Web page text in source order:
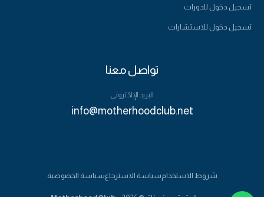
تسجيل دخول للدورات
تسجيل دخول للاستشارات
تواصل معنا
البريد الإلكتروني
info@motherhoodclub.net
شروط الاستخدامسياسة الاسترجاعسياسة الخصوصية